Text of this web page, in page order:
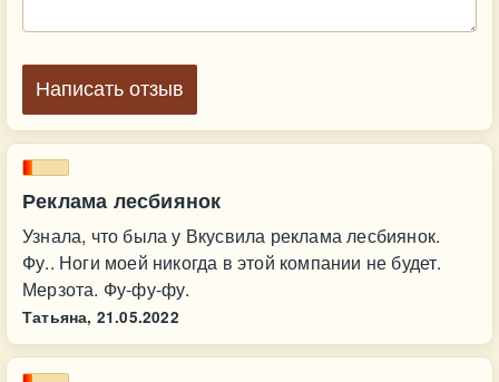
Реклама лесбиянок
Узнала, что была у Вкусвила реклама лесбиянок.
Фу.. Ноги моей никогда в этой компании не будет.
Мерзота. Фу-фу-фу.
Татьяна, 21.05.2022
Написать отзыв